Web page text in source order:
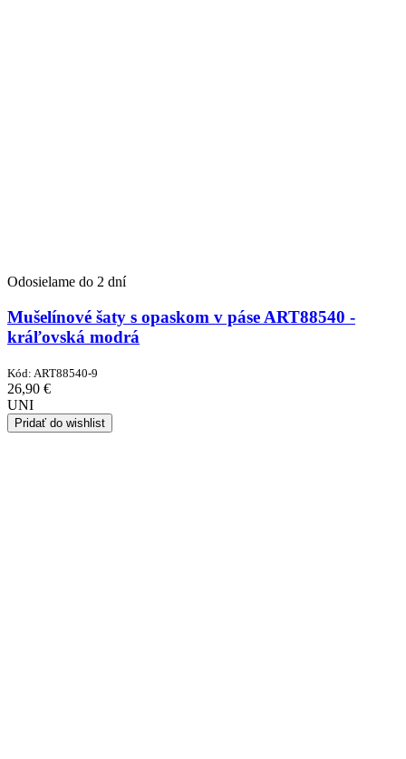
Odosielame do 2 dní
Mušelínové šaty s opaskom v páse ART88540 -
kráľovská modrá
Kód: ART88540-9
26,90 €
UNI
Pridať do wishlist